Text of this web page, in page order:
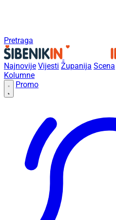
Pretraga
Najnovije Vijesti Županija Scena
Kolumne
Promo